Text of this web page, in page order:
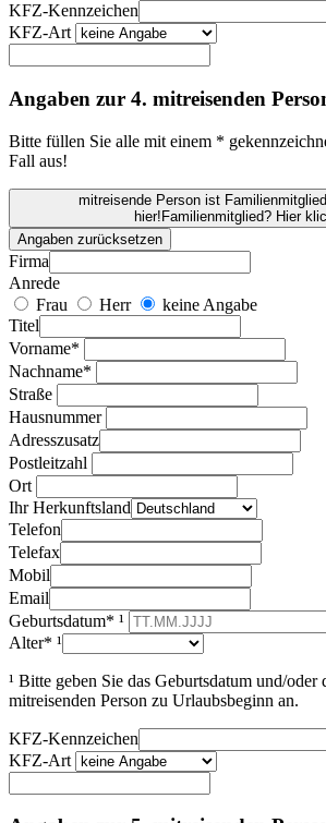
KFZ-Kennzeichen
KFZ-Art
Angaben zur 4. mitreisenden
Bitte füllen Sie alle mit einem *
Fall aus!
mitreisende Person ist
hier!Familienmitglied? Hier
Angaben zurücksetzen
Firma
Anrede
Frau
Herr
keine Angabe
Titel
Vorname*
Nachname*
Straße
Hausnummer
Adresszusatz
Postleitzahl
Ort
Ihr Herkunftsland
Telefon
Telefax
Mobil
Email
Geburtsdatum* ¹
Alter* ¹
¹ Bitte geben Sie das Geburtsdatum und/oder
mitreisenden Person zu Urlaubsbeginn an.
KFZ-Kennzeichen
KFZ-Art